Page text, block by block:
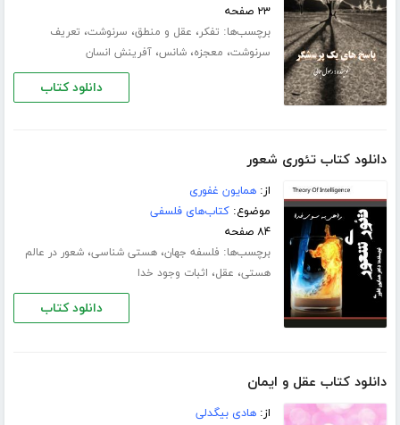
۲۳ صفحه
برچسب‌ها: تفکر، عقل و منطق، سرنوشت، تعریف
سرنوشت، معجزه،شانس،آفرینش انسان
دانلود کتاب
دانلود کتاب تئوری شعور
از:همایون غفوری
موضوع:کتاب‌های فلسفی
۸۴ صفحه
برچسب‌ها: فلسفه جهان،هستی شناسی،شعور در عالم
هستی، عقل، اثبات وجود خدا
دانلود کتاب
دانلود کتاب عقل و ایمان
از:هادی بیگدلی